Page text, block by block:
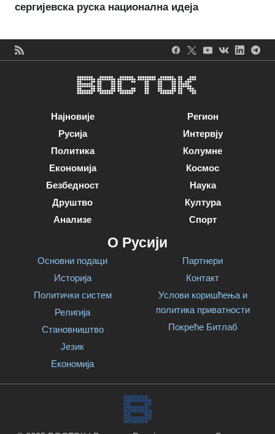
сергијевска руска национална идеја
Најновије
Русија
Политика
Економија
Безбедност
Друштво
Анализе
Регион
Интервју
Колумне
Космос
Наука
Култура
Спорт
О Русији
Основни подаци
Историја
Политички систем
Религија
Становништво
Језик
Економија
Партнери
Контакт
Услови коришћења и
политика приватности
Покреће Битлаб